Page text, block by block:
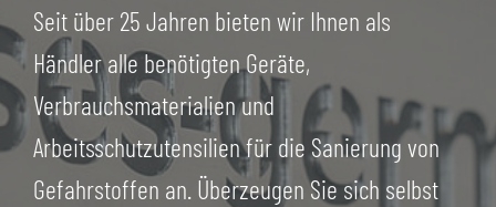
Seit über 25 Jahren bieten wir Ihnen als
Händler alle benötigten Geräte,
Verbrauchsmaterialien und
Arbeitsschutzutensilien für die Sanierung von
Gefahrstoffen an. Überzeugen Sie sich selbst